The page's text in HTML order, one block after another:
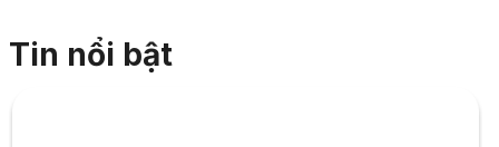
Tin nổi bật